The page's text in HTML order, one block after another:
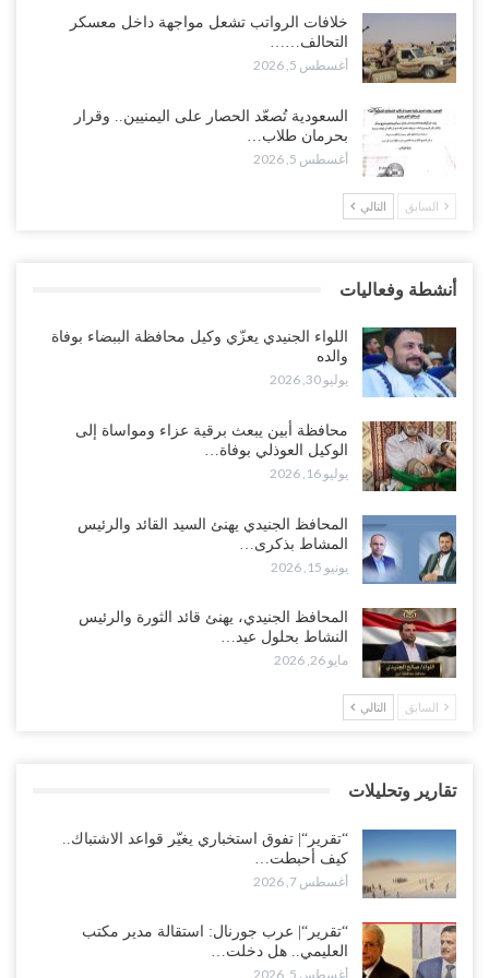
حضرموت على حافة الانفجار.. اشتباكات قبلية مع فصائل سعودية
وتعزيزات عسكرية لحماية ترتيبات تصدير النفط..!
أغسطس 5, 2026
وسط معركة سعودية لإسقاط آخر معاقل الزبيدي.. القبائل تستنفر و”درع
الوطن” تبدأ الانتشار..!
أغسطس 5, 2026
خلافات الرواتب تشعل مواجهة داخل معسكر التحالف… والإصلاح يصعّد
تعميد الشهادات يشعل غضباً واسعاً..!
أغسطس 5, 2026
ملفات المال والنفط..!
أغسطس 5, 2026
النفط تلتف حول أفريقيا وسفن تعلن: “لا توجد شحنة…
أغسطس 4, 2026
مليون برميل يشعل غضب حضرموت..!
أغسطس 4, 2026
مدير مكتب العليمي يقدم استقالته.. والخلافات تعصف بالرئاسي وصراع
“تعز“| وسط إعادة رسم النفوذ السعودي.. الإصلاح يجدد اتهامه لطارق
بالتهريب وعينه على المحافظ..!
أغسطس 4, 2026
“شبوة“| مع تحشيدات عسكرية تنذر بجولة جديدة مع السعودية.. الإمارات
تعيد تحشيد قواتها في أهم سواحل اليمن على البحر…
أغسطس 4, 2026
خلافات الرواتب تشعل مواجهة داخل معسكر
التحالف……
أغسطس 5, 2026
السعودية تُصعّد الحصار على اليمنيين.. وقرار
بحرمان طلاب…
أغسطس 5, 2026
السابق التالي
أنشطة وفعاليات
اللواء الجنيدي يعزّي وكيل محافظة الببضاء بوفاة
والده
يوليو 30, 2026
محافظة أبين يبعث برقية عزاء ومواساة إلى
الوكيل العوذلي بوفاة…
يوليو 16, 2026
المحافظ الجنيدي يهنئ السيد القائد والرئيس
المشاط بذكرى…
يونيو 15, 2026
المحافظ الجنيدي، يهنئ قائد الثورة والرئيس
النشاط بحلول عيد…
مايو 26, 2026
السابق التالي
تقارير وتحليلات
“تقرير“| تفوق استخباري يغيّر قواعد الاشتباك..
كيف أحبطت…
أغسطس 7, 2026
“تقرير“| عرب جورنال: استقالة مدير مكتب
العليمي.. هل دخلت…
أغسطس 5, 2026